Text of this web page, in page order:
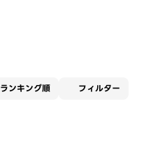
ランキング順 フィルター